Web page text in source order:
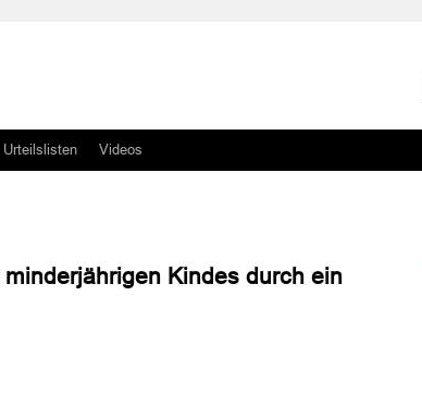
Urteilslisten Videos
Kindes durch ein